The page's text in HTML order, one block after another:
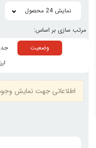
نمایش 24 محصول
وضعیت
اطلاعاتی جهت نمایش